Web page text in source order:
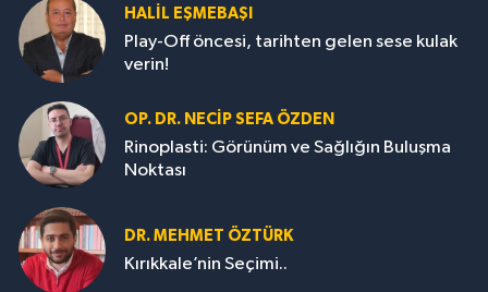
HALIL EŞMEBAŞI
Play-Off öncesi, tarihten gelen sese kulak
verin!
OP. DR. NECIP SEFA ÖZDEN
Rinoplasti: Görünüm ve Sağlığın Buluşma
Noktası
DR. MEHMET ÖZTÜRK
Kırıkkale’nin Seçimi..